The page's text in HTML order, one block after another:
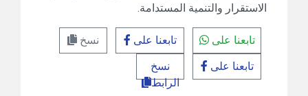
الاستقرار والتنمية المستدامة.
تابعنا على تابعنا على
نسخ
تابعنا على
نسخ
الرابط